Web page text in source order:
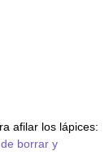
afilar los lápices:
borrar y